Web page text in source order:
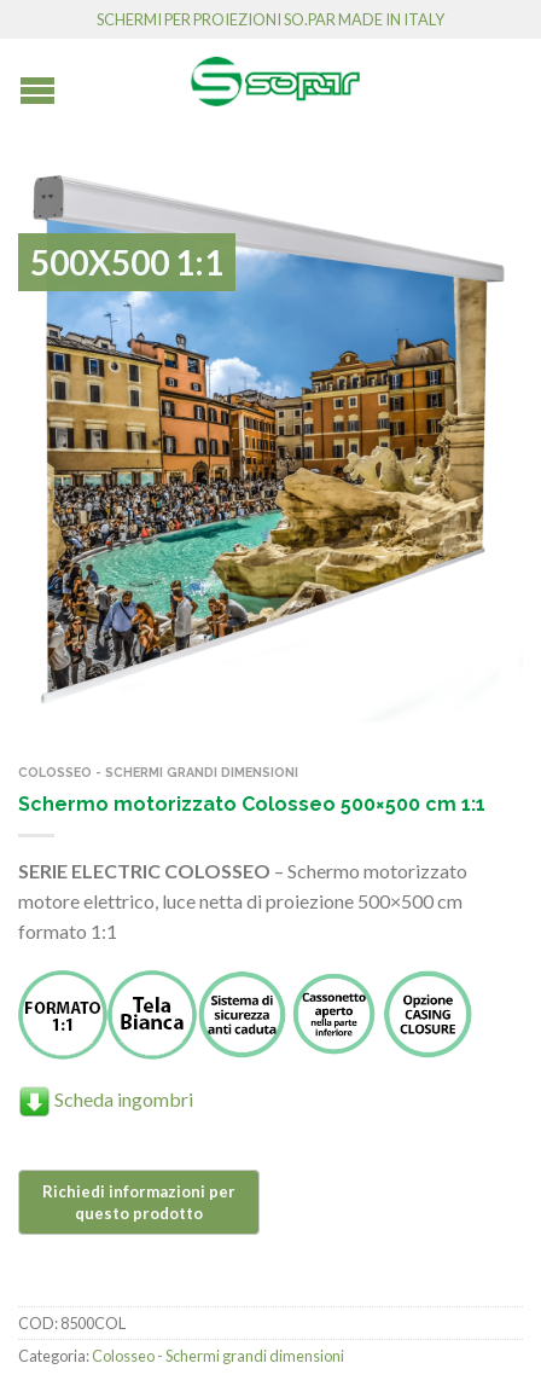
SCHERMI PER PROIEZIONI SO.PAR MADE IN ITALY
500X500 1:1
COLOSSEO - SCHERMI GRANDI DIMENSIONI
Schermo motorizzato Colosseo 500×500 cm 1:1
SERIE ELECTRIC COLOSSEO – Schermo motorizzato
motore elettrico, luce netta di proiezione 500×500 cm
formato 1:1
Scheda ingombri
COD:8500COL
Categoria:Colosseo - Schermi grandi dimensioni